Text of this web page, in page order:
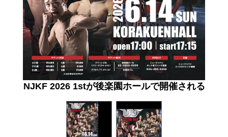
NJKF 2026 1stが後楽園ホールで開催される